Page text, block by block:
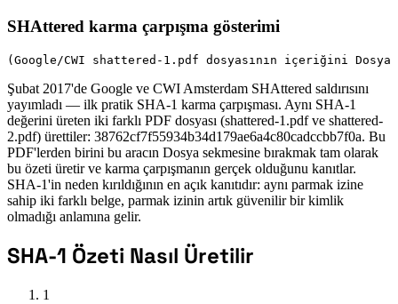
SHAttered karma çarpışma gösterimi
(Google/CWI shattered-1.pdf dosyasının içeriğini Dosya
Şubat 2017'de Google ve CWI Amsterdam SHAttered saldırısını
yayımladı — ilk pratik SHA-1 karma çarpışması. Aynı SHA-1
değerini üreten iki farklı PDF dosyası (shattered-1.pdf ve shattered-
2.pdf) ürettiler: 38762cf7f55934b34d179ae6a4c80cadccbb7f0a. Bu
PDF'lerden birini bu aracın Dosya sekmesine bırakmak tam olarak
bu özeti üretir ve karma çarpışmanın gerçek olduğunu kanıtlar.
SHA-1'in neden kırıldığının en açık kanıtıdır: aynı parmak izine
sahip iki farklı belge, parmak izinin artık güvenilir bir kimlik
olmadığı anlamına gelir.
SHA-1 Özeti Nasıl Üretilir
1